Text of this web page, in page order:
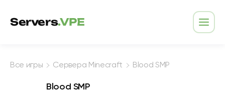
Servers.VPE
Все игры Сервера Minecraft Blood SMP
Blood SMP